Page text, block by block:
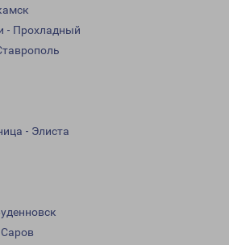
- Прохладный
- Элиста